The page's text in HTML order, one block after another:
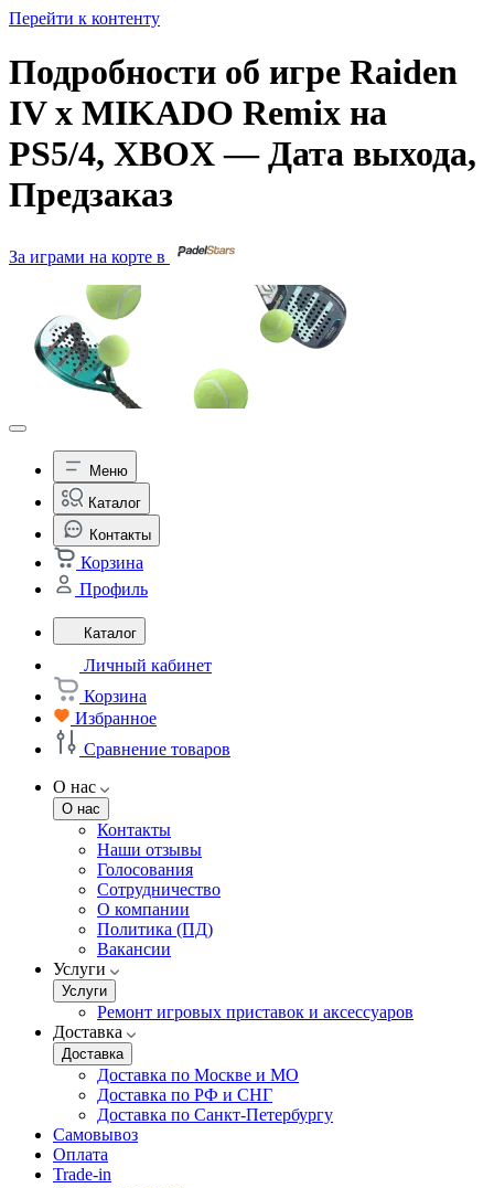
Перейти к контенту
Подробности об игре Raiden
IV x MIKADO Remix на
PS5/4, XBOX — Дата выхода,
Предзаказ
За играми на корте в
Меню
Каталог
Контакты
Корзина
Профиль
Каталог
Личный кабинет
Корзина
Избранное
Сравнение товаров
О нас
О нас
Контакты
Наши отзывы
Голосования
Сотрудничество
О компании
Политика (ПД)
Вакансии
Услуги
Услуги
Ремонт игровых приставок и аксессуаров
Доставка
Доставка
Доставка по Москве и МО
Доставка по РФ и СНГ
Доставка по Санкт-Петербургу
Самовывоз
Оплата
Trade-in